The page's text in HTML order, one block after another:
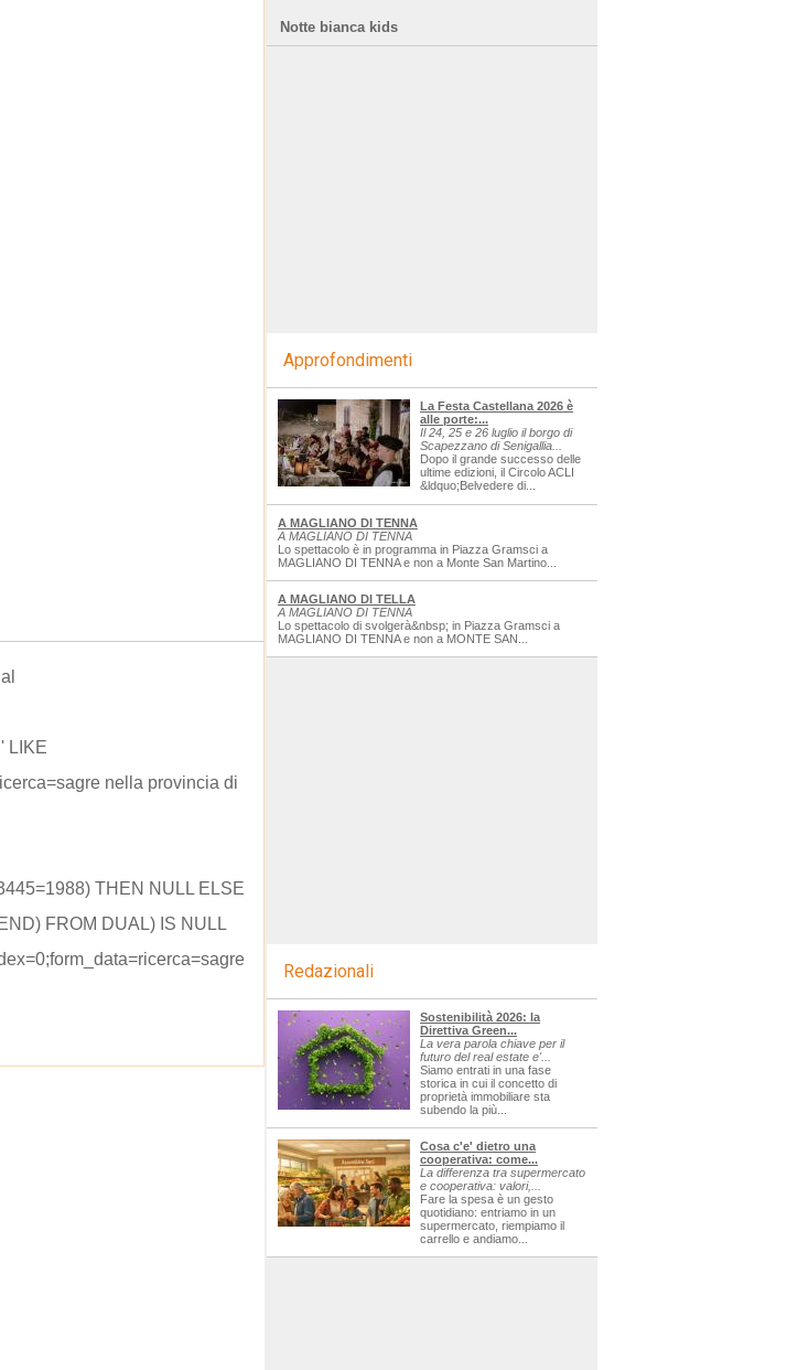
LIKE
nella provincia di
THEN NULL ELSE
FROM DUAL) IS NULL
Notte bianca kids
Approfondimenti
La Festa Castellana 2026 è
alle porte:...
Il 24, 25 e 26 luglio il borgo di
Scapezzano di Senigallia...
Dopo il grande successo delle
ultime edizioni, il Circolo ACLI
&ldquo;Belvedere di...
A MAGLIANO DI TENNA
A MAGLIANO DI TENNA
Lo spettacolo è in programma in Piazza Gramsci a
MAGLIANO DI TENNA e non a Monte San Martino...
A MAGLIANO DI TELLA
A MAGLIANO DI TENNA
Lo spettacolo di svolgerà&nbsp; in Piazza Gramsci a
MAGLIANO DI TENNA e non a MONTE SAN...
Redazionali
Sostenibilità 2026: la
Direttiva Green...
La vera parola chiave per il
futuro del real estate e'...
Siamo entrati in una fase
storica in cui il concetto di
proprietà immobiliare sta
subendo la più...
Cosa c'e' dietro una
cooperativa: come...
La differenza tra supermercato
e cooperativa: valori,...
Fare la spesa è un gesto
quotidiano: entriamo in un
supermercato, riempiamo il
carrello e andiamo...